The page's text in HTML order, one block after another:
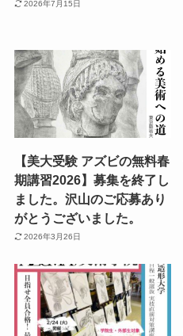
2026年7月15日
【美大受験 アズビの無料春
期講習2026】募集を終了し
ました。沢山のご応募あり
がとうございました。
2026年3月26日